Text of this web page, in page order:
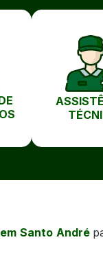
Santo André